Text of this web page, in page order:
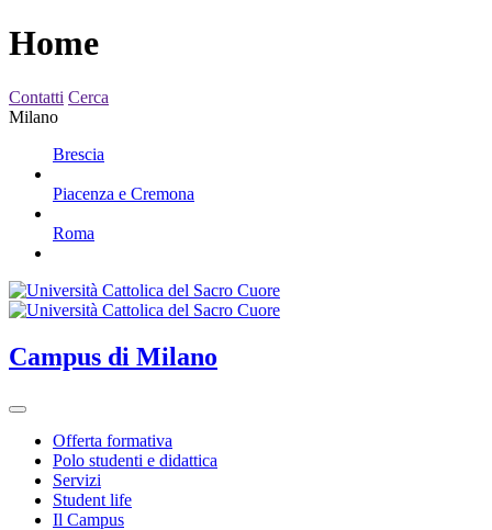
Home
Contatti Cerca
Milano
Brescia
Piacenza e Cremona
Roma
Campus di Milano
Offerta formativa
Polo studenti e didattica
Servizi
Student life
Il Campus